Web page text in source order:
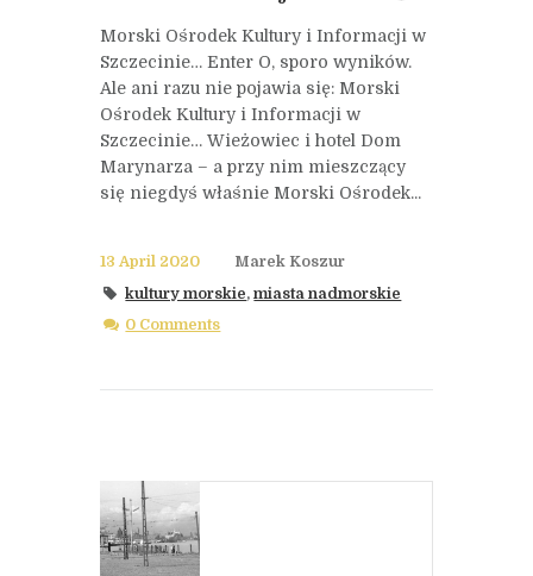
Morski Ośrodek Kultury i Informacji w
Szczecinie… Enter O, sporo wyników.
Ale ani razu nie pojawia się: Morski
Ośrodek Kultury i Informacji w
Szczecinie… Wieżowiec i hotel Dom
Marynarza – a przy nim mieszczący
się niegdyś właśnie Morski Ośrodek...
13 April 2020
Marek Koszur
kultury morskie,miasta nadmorskie
0 Comments